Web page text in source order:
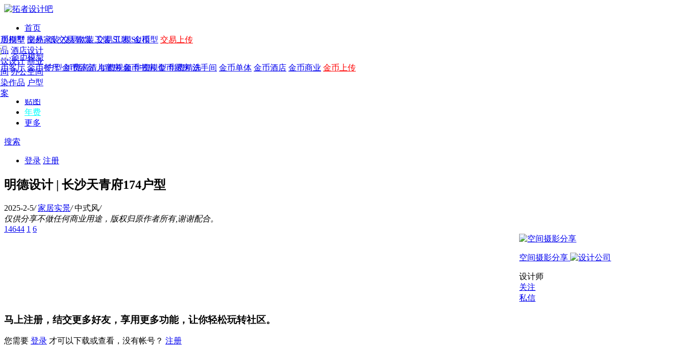
首页
发现
年费 作品 图纸 交易 软装 工装 SU模 金币
年费版块
费图纸 年费户型 年费高清 年费视频 年费模型 年费精选
作品
别墅 国外
酒店设计
设计 商业
办公空间
作品 户型
模型
模型 交易家装 交易软装 交易工装 SU模型 交易上传
金币模型
客厅 金币餐厅 金币卧室 儿童房 金币书房 金币厨房 洗手间 金币单体 金币酒店 金币商业 金币上传
CAD
概念
贴图
年费
更多
搜索
登录 注册
明德设计 | 长沙天青府174户型
2025-2-5/ 家居实景/ 中式风/
仅供分享不做任何商业用途，版权归原作者所有,谢谢配合。
14644 1 6
空间摄影分享
设计师
关注
私信
马上注册，结交更多好友，享用更多功能，让你轻松玩转社区。
您需要 登录 才可以下载或查看，没有帐号？ 注册